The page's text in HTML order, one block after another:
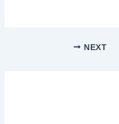
NEXT